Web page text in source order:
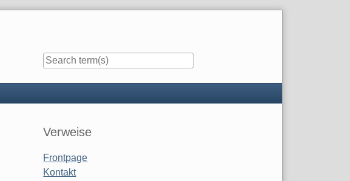
Sidebar
Verweise
Frontpage
Kontakt